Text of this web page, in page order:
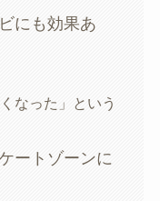
にも効果あ
なった」という
ートゾーンに